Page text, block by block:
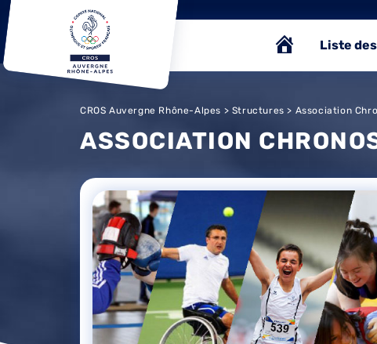
Liste
CROS Auvergne Rhône-Alpes > Structures > Association
ASSOCIATION